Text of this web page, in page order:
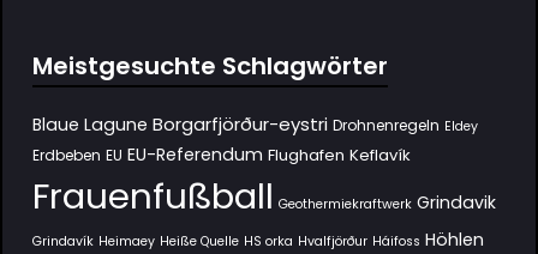
Meistgesuchte Schlagwörter
Blaue Lagune Borgarfjörður-eystri Drohnenregeln Eldey
Erdbeben EU EU-Referendum Flughafen Keflavík
Frauenfußball Geothermiekraftwerk Grindavik
Grindavík Heimaey Heiße Quelle HS orka Hvalfjörður Háifoss Höhlen